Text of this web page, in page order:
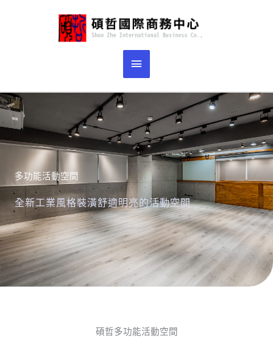
容
主
要
選
單
多功能活動空間
全新工業風格裝潢舒適明亮的活動空間
碩哲多功能活動空間